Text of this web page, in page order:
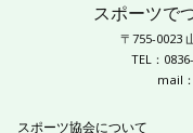
〒755-0023
TEL：
mail：
スポーツで
スポーツ協会について